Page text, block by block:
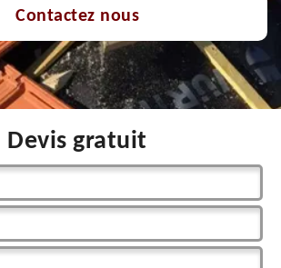
Contactez nous
Devis gratuit